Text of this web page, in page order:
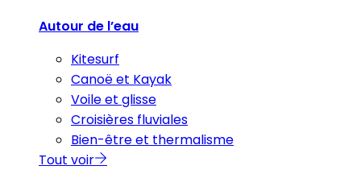
Autour de l’eau
Kitesurf
Canoë et Kayak
Voile et glisse
Croisières fluviales
Bien-être et thermalisme
Tout voir